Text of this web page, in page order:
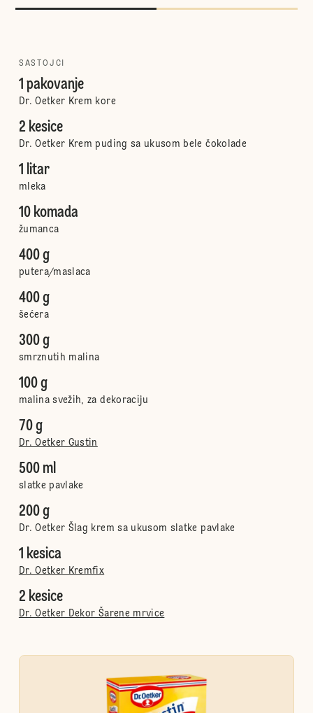
SASTOJCI
1 pakovanje
Dr. Oetker Krem kore
2 kesice
Dr. Oetker Krem puding sa ukusom bele čokolade
1 litar
mleka
10 komada
žumanca
400 g
putera/maslaca
400 g
šećera
300 g
smrznutih malina
100 g
malina svežih, za dekoraciju
70 g
Dr. Oetker Gustin
500 ml
slatke pavlake
200 g
Dr. Oetker Šlag krem sa ukusom slatke pavlake
1 kesica
Dr. Oetker Kremfix
2 kesice
Dr. Oetker Dekor Šarene mrvice